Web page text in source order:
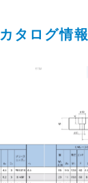
カタログ情報